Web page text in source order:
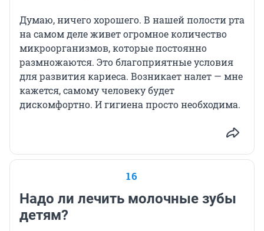
Думаю, ничего хорошего. В нашей полости рта
на самом деле живет огромное количество
микроорганизмов, которые постоянно
размножаются. Это благоприятные условия
для развития кариеса. Возникает налет — мне
кажется, самому человеку будет
дискомфортно. И гигиена просто необходима.
16
Надо ли лечить молочные зубы
детям?